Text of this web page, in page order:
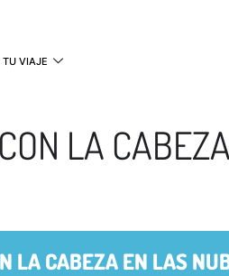
TU VIAJE
LA
LA CABEZA EN LAS